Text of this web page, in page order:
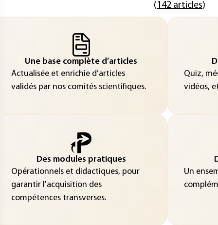
(142 articles)
Une base complète d’articles
Actualisée et enrichie d’articles
validés par nos comités scientifiques.
Quiz,
vidéos,
Des modules pratiques
Opérationnels et didactiques, pour
garantir l'acquisition des
compétences transverses.
Un